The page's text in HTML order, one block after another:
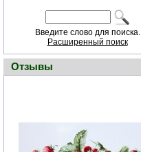
Введите слово для поиска.
Расширенный поиск
Отзывы